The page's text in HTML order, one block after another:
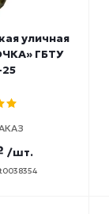
уличная
ГБТУ
/шт.